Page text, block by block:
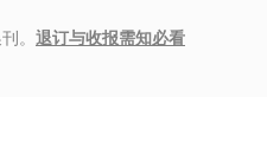
。 退订与收报需知必看